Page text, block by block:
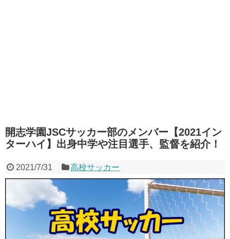
開志学園JSCサッカー部のメンバー【2021イン
ターハイ】出身中学や注目選手、監督を紹介！
2021/7/31 高校サッカー